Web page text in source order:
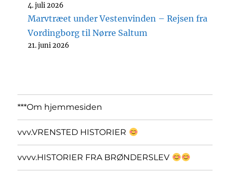
4. juli 2026
Marvtræet under Vestenvinden – Rejsen fra
Vordingborg til Nørre Saltum
21. juni 2026
***Om hjemmesiden
vvv.VRENSTED HISTORIER
vvvv.HISTORIER FRA BRØNDERSLEV